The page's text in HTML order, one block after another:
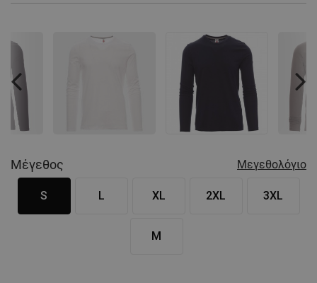
Previous
Μέγεθος Μεγεθολόγιο
S L XL 2XL 3XL
M